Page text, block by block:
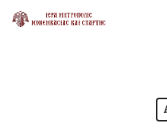
Skip